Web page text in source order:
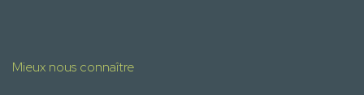
Mieux nous connaître